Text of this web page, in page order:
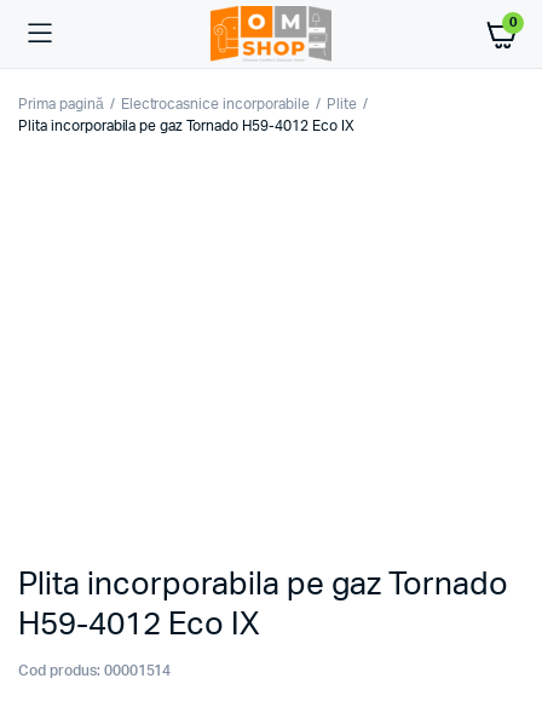
0
Prima pagină Electrocasnice incorporabile
Plite
Plita incorporabila pe gaz Tornado H59-4012 Eco IX
Plita incorporabila pe gaz Tornado
H59-4012 Eco IX
Cod produs: 00001514